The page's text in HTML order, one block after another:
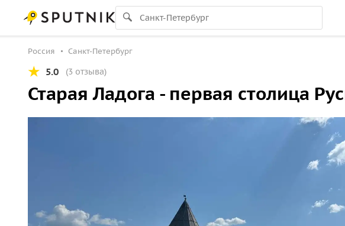
Россия Санкт-Петербург
5.0 (3 отзыва)
Старая Ладога - первая столица